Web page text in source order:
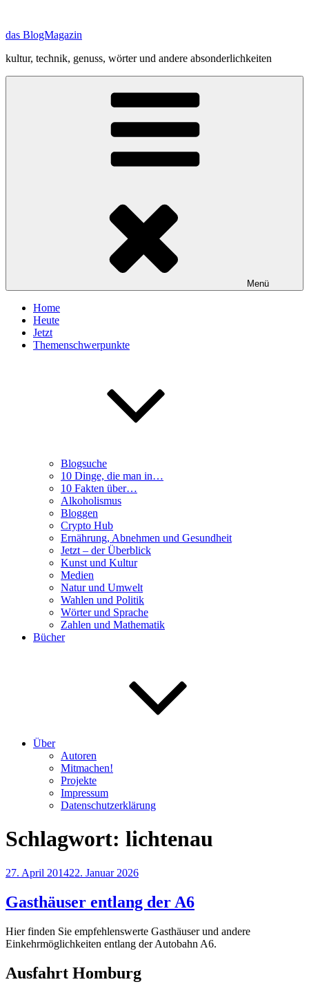
springen
das BlogMagazin
kultur, technik, genuss, wörter und andere absonderlichkeiten
Menü
Home
Heute
Jetzt
Themenschwerpunkte
Blogsuche
10 Dinge, die man in…
10 Fakten über…
Alkoholismus
Bloggen
Crypto Hub
Ernährung, Abnehmen und Gesundheit
Jetzt – der Überblick
Kunst und Kultur
Medien
Natur und Umwelt
Wahlen und Politik
Wörter und Sprache
Zahlen und Mathematik
Bücher
Über
Autoren
Mitmachen!
Projekte
Impressum
Datenschutzerklärung
Schlagwort: lichtenau
Veröffentlicht
27. April 201422. Januar 2026
Gasthäuser entlang der A6
Hier finden Sie empfehlenswerte Gasthäuser und andere
Einkehrmöglichkeiten entlang der Autobahn A6.
Ausfahrt Homburg